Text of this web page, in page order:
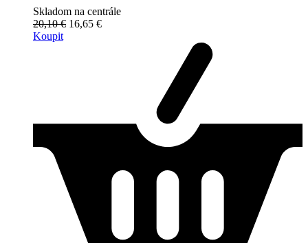
Skladom na centrále
20,10 € 16,65 €
Koupit